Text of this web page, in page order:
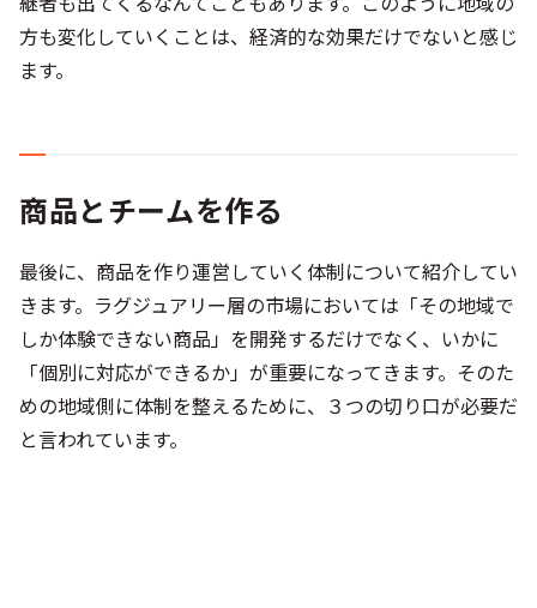
商品とチームを作る
きます。ラグジュアリー層の市場においては「その地域で
しか体験できない商品」を開発するだけでなく、いかに
「個別に対応ができるか」が重要になってきます。そのた
めの地域側に体制を整えるために、３つの切り口が必要だ
と言われています。